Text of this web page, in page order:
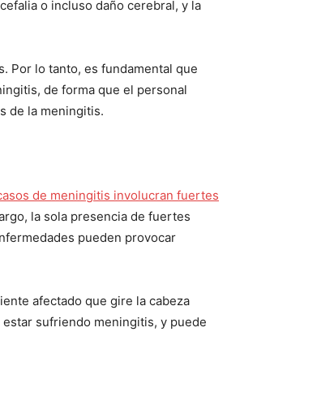
o incluso daño cerebral, y la
Por lo tanto, es fundamental que
de forma que el personal
de la meningitis.
de meningitis involucran fuertes
la sola presencia de fuertes
pueden provocar
afectado que gire la cabeza
sufriendo meningitis, y puede